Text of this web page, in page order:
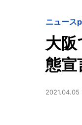
ニュース
大
態宣
2021.04.05